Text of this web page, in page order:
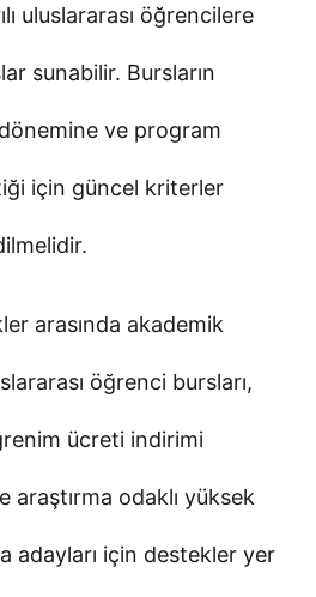
uluslararası öğrencilere
sunabilir. Bursların
ve program
için güncel kriterler
arasında akademik
öğrenci bursları,
ücreti indirimi
araştırma odaklı yüksek
adayları için destekler yer